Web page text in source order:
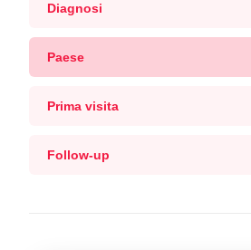
Diagnosi
Paese
Prima visita
Follow-up